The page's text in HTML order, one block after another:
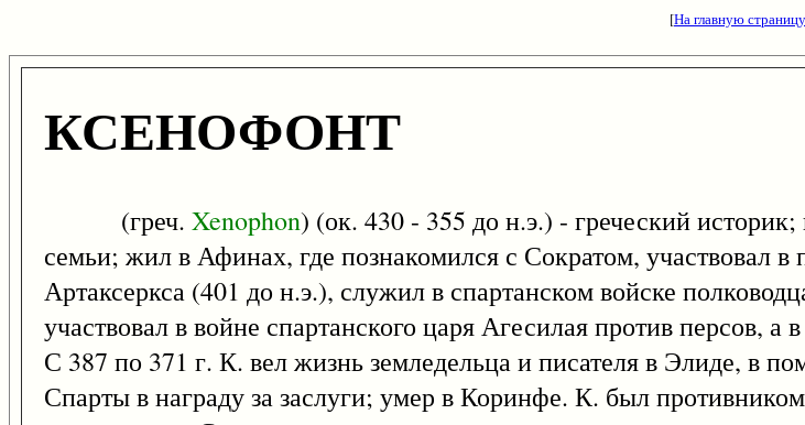
[На главную страницу
КСЕНОФОНТ
(греч. Xenophon) (ок. 430 - 355 до н.э.) - греческий
семьи; жил в Афинах, где познакомился с Сократом, участвовал
Артаксеркса (401 до н.э.), служил в спартанском войске
участвовал в войне спартанского царя Агесилая против персов,
С 387 по 371 г. К. вел жизнь земледельца и писателя в Элиде, в
Спарты в награду за заслуги; умер в Коринфе. К. был